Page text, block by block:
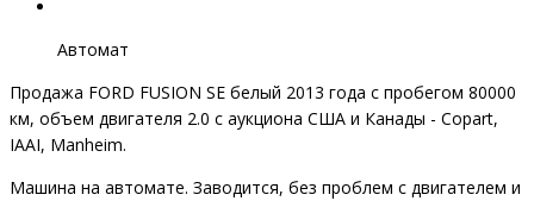
Автомат
Продажа FORD FUSION SE белый 2013 года с пробегом 80000
км, объем двигателя 2.0 с аукциона США и Канады - Copart,
IAAI, Manheim.
Машина на автомате. Заводится, без проблем с двигателем и